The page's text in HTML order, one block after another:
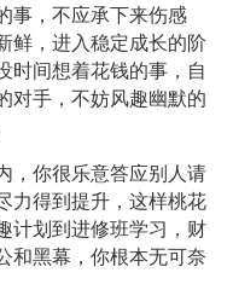
事，不应承下来伤感
鲜，进入稳定成长的阶
时间想着花钱的事，自
对手，不妨风趣幽默的
，你很乐意答应别人请
力得到提升，这样桃花
计划到进修班学习，财
和黑幕，你根本无可奈